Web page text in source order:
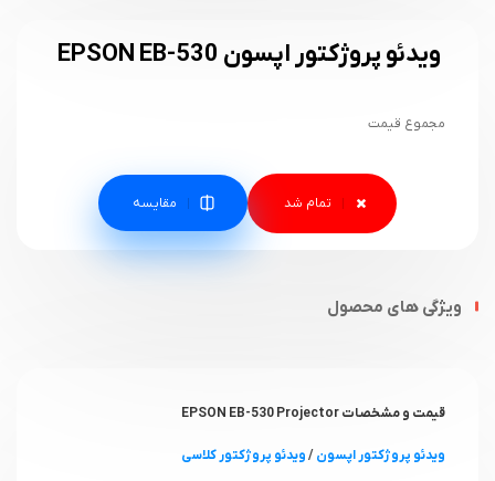
ویدئو پروژکتور اپسون EPSON EB-530
مجموع قیمت
مقایسه
ویژگی های محصول
قیمت و مشخصات EPSON EB-530 Projector
ویدئو پروژکتور اپسون/ویدئو پروژکتور کلاسی